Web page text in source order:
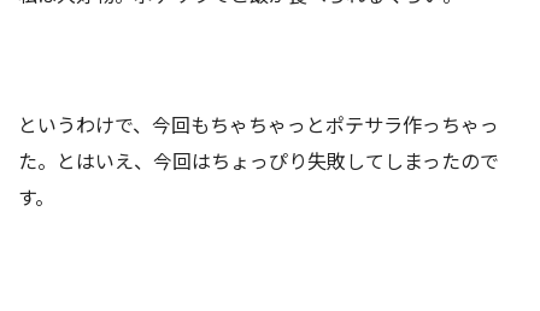
というわけで、今回もちゃちゃっとポテサラ作っちゃっ
た。とはいえ、今回はちょっぴり失敗してしまったので
す。